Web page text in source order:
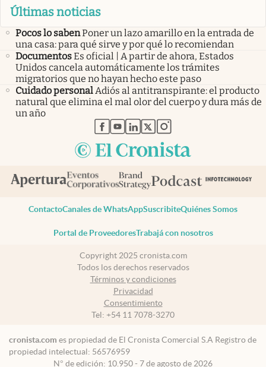
Últimas noticias
Pocos lo sabenPoner un lazo amarillo en la entrada de
una casa: para qué sirve y por qué lo recomiendan
DocumentosEs oficial | A partir de ahora, Estados
Unidos cancela automáticamente los trámites
migratorios que no hayan hecho este paso
Cuidado personal Adiós al antitranspirante: el producto
natural que elimina el mal olor del cuerpo y dura más de
un año
abre en nueva pestaña
abre en nueva pestaña
abre en nueva pestaña
abre en nueva pestaña
abre en nueva pestaña
ContactoCanales de WhatsAppSuscribiteQuiénes Somos
Portal de ProveedoresTrabajá con nosotros
Copyright 2025 cronista.com
Todos los derechos reservados
Términos y condiciones
Privacidad
Consentimiento
Tel: +54 11 7078-3270
cronista.com es propiedad de El Cronista Comercial S.A Registro de
propiedad intelectual: 56576959
N° de edición: 10.950 - 7 de agosto de 2026